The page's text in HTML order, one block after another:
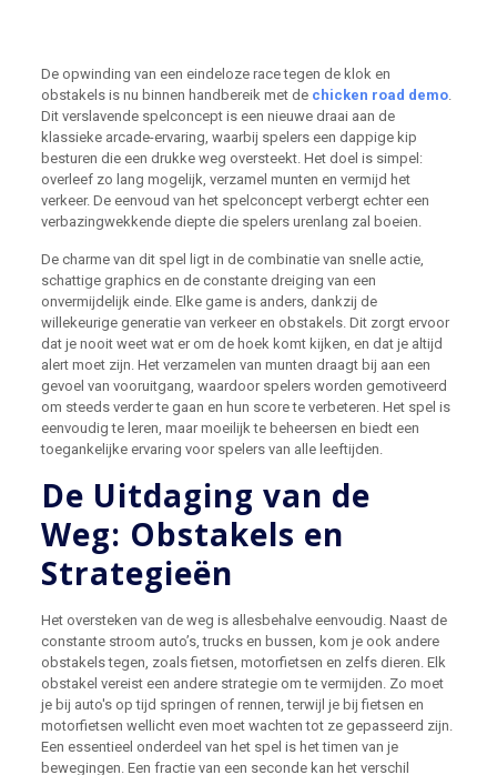
De opwinding van een eindeloze race tegen de klok en
obstakels is nu binnen handbereik met de chicken road demo.
Dit verslavende spelconcept is een nieuwe draai aan de
klassieke arcade-ervaring, waarbij spelers een dappige kip
besturen die een drukke weg oversteekt. Het doel is simpel:
overleef zo lang mogelijk, verzamel munten en vermijd het
verkeer. De eenvoud van het spelconcept verbergt echter een
verbazingwekkende diepte die spelers urenlang zal boeien.
De charme van dit spel ligt in de combinatie van snelle actie,
schattige graphics en de constante dreiging van een
onvermijdelijk einde. Elke game is anders, dankzij de
willekeurige generatie van verkeer en obstakels. Dit zorgt ervoor
dat je nooit weet wat er om de hoek komt kijken, en dat je altijd
alert moet zijn. Het verzamelen van munten draagt bij aan een
gevoel van vooruitgang, waardoor spelers worden gemotiveerd
om steeds verder te gaan en hun score te verbeteren. Het spel is
eenvoudig te leren, maar moeilijk te beheersen en biedt een
toegankelijke ervaring voor spelers van alle leeftijden.
De Uitdaging van de
Weg: Obstakels en
Strategieën
Het oversteken van de weg is allesbehalve eenvoudig. Naast de
constante stroom auto’s, trucks en bussen, kom je ook andere
obstakels tegen, zoals fietsen, motorfietsen en zelfs dieren. Elk
obstakel vereist een andere strategie om te vermijden. Zo moet
je bij auto's op tijd springen of rennen, terwijl je bij fietsen en
motorfietsen wellicht even moet wachten tot ze gepasseerd zijn.
Een essentieel onderdeel van het spel is het timen van je
bewegingen. Een fractie van een seconde kan het verschil